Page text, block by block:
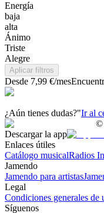
Energía
baja
alta
Ánimo
Triste
Alegre
Aplicar filtros
Desde 7,99 €/mes
¿Aún tienes dudas?"Ir al
©
Descargar la app
Enlaces útiles
Catálogo musicalRadios
Jamendo
Jamendo para artistas
Legal
Condiciones generales de
Síguenos